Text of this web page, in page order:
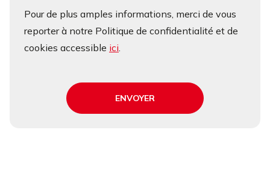
Pour de plus amples informations, merci de vous
reporter à notre Politique de confidentialité et de
cookies accessible ici.
ENVOYER